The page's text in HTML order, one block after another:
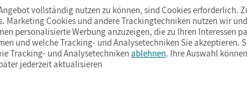
(Lieferung in 3–6 Tagen).
vollständig nutzen zu können, sind Cookies erforderlich.
Marketing Cookies und andere Trackingtechniken nutzen wir
personalisierte Werbung anzuzeigen, die zu Ihren Interessen
und welche Tracking- und Analysetechniken Sie akzeptieren.
Tracking- und Analysetechniken ablehnen. Ihre Auswahl
jederzeit aktualisieren